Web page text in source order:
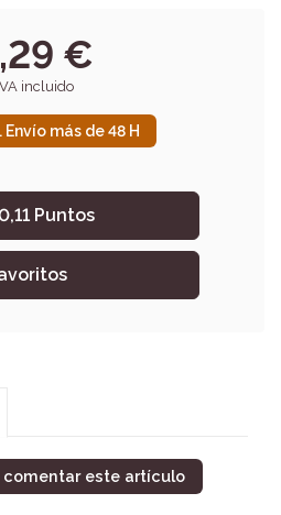
€
incluido
Envío más de 48 H
Puntos
comentar este artículo